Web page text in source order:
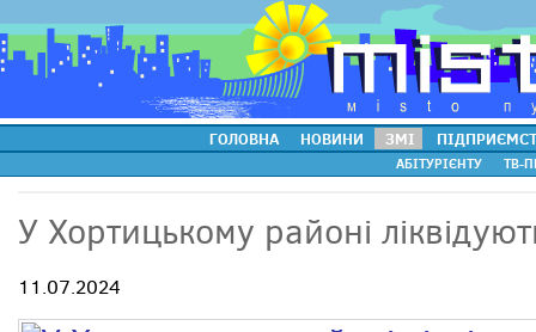
ГОЛОВНА НОВИНИ ЗМІ
АБІТУРІЄНТУ ТВ-
У Хортицькому районі
11.07.2024